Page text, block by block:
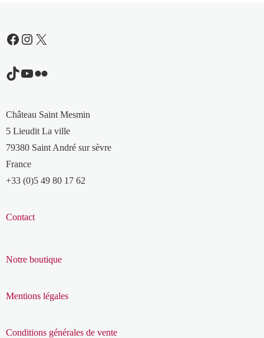
Facebook
Instagram
X
TikTok
YouTube
Flickr
Château Saint Mesmin
5 Lieudit La ville
79380 Saint André sur sèvre
France
+33 (0)5 49 80 17 62
Contact
Notre boutique
Mentions légales
Conditions générales de vente